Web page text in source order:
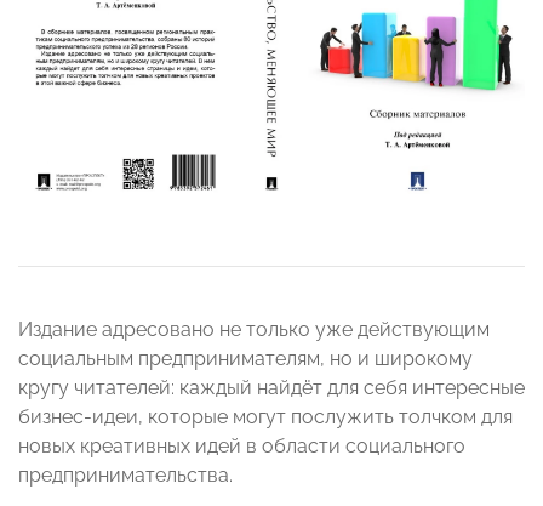
Издание адресовано не только уже действующим
социальным предпринимателям, но и широкому
кругу читателей: каждый найдёт для себя интересные
бизнес-идеи, которые могут послужить толчком для
новых креативных идей в области социального
предпринимательства.